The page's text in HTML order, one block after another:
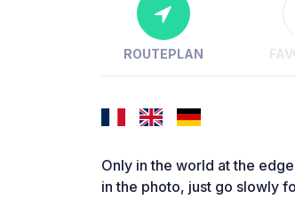
ROUTEPLAN
Only in the world at the
in the photo, just go slowly